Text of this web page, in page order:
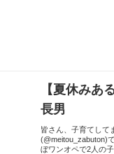
【夏休みあ
長男
皆さん、子育てし
(@meitou_zabuton)
ぼワンオペで2人の